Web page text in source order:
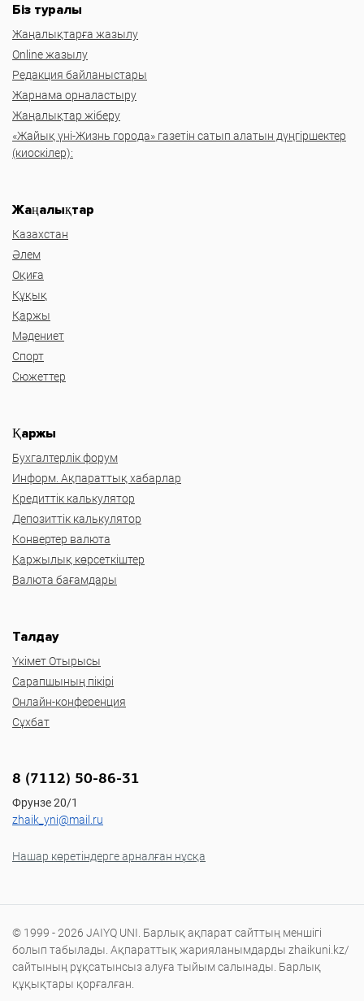
Біз туралы
Жаңалықтарға жазылу
Online жазылу
Редакция байланыстары
Жарнама орналастыру
Жаңалықтар жіберу
«Жайық үні-Жизнь города» газетін сатып алатын дүңгіршектер
(киоскілер):
Жаңалықтар
Казахстан
Әлем
Оқиға
Құқық
Қаржы
Мәдениет
Спорт
Сюжеттер
Қаржы
Бухгалтерлік форум
Информ. Ақпараттық хабарлар
Кредиттік калькулятор
Депозиттік калькулятор
Конвертер валюта
Қаржылық көрсеткіштер
Валюта бағамдары
Талдау
Үкімет Отырысы
Сарапшының пікірі
Онлайн-конференция
Сұхбат
8 (7112) 50-86-31
Фрунзе 20/1
zhaik_yni@mail.ru
Нашар көретіндерге арналған нұсқа
© 1999 - 2026 JAIYQ UNI. Барлық ақпарат сайттың меншігі
болып табылады. Ақпараттық жарияланымдарды zhaikuni.kz/
сайтының рұқсатынсыз алуға тыйым салынады. Барлық
құқықтары қорғалған.